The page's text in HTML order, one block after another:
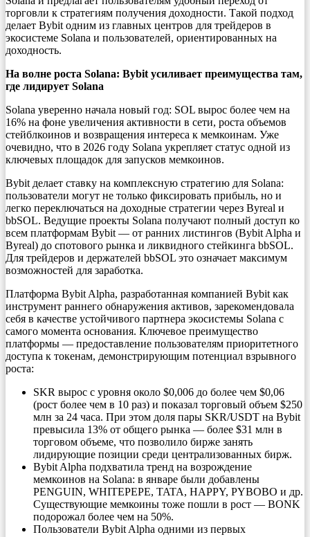
торговли к стратегиям получения доходности. Такой подход
делает Bybit одним из главных центров для трейдеров в
экосистеме Solana и пользователей, ориентированных на
доходность.
На волне роста Solana: Bybit усиливает преимущества там,
где лидирует Solana
Solana уверенно начала новый год: SOL вырос более чем на
16% на фоне увеличения активности в сети, роста объемов
стейблкоинов и возвращения интереса к мемкоинам. Уже
очевидно, что в 2026 году Solana укрепляет статус одной из
ключевых площадок для запусков мемкоинов.
Bybit делает ставку на комплексную стратегию для Solana:
пользователи могут не только фиксировать прибыль, но и
легко переключаться на доходные стратегии через Byreal и
bbSOL. Ведущие проекты Solana получают полный доступ ко
всем платформам Bybit — от ранних листингов (Bybit Alpha и
Byreal) до спотового рынка и ликвидного стейкинга bbSOL.
Для трейдеров и держателей bbSOL это означает максимум
возможностей для заработка.
Платформа Bybit Alpha, разработанная компанией Bybit как
инструмент раннего обнаружения активов, зарекомендовала
себя в качестве устойчивого партнера экосистемы Solana с
самого момента основания. Ключевое преимущество
платформы — предоставление пользователям приоритетного
доступа к токенам, демонстрирующим потенциал взрывного
роста:
SKR вырос с уровня около $0,006 до более чем $0,06
(рост более чем в 10 раз) и показал торговый объем $250
млн за 24 часа. При этом доля пары SKR/USDT на Bybit
превысила 13% от общего рынка — более $31 млн в
торговом объеме, что позволило бирже занять
лидирующие позиции среди централизованных бирж.
Bybit Alpha подхватила тренд на возрождение
мемкоинов на Solana: в январе были добавлены
PENGUIN, WHITEPEPE, TATA, HAPPY, PYBOBO и др.
Существующие мемкоины тоже пошли в рост — BONK
подорожал более чем на 50%.
Пользователи Bybit Alpha одними из первых